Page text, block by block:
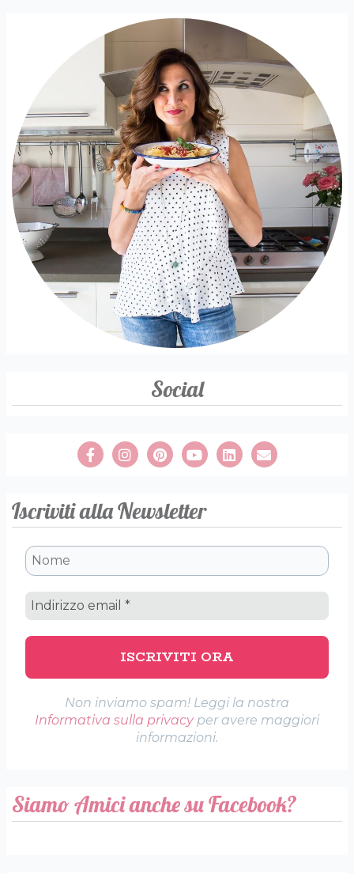
Social
Iscriviti alla Newsletter
Non inviamo spam! Leggi la nostra
Informativa sulla privacyper avere maggiori
informazioni.
Siamo Amici anche su Facebook?